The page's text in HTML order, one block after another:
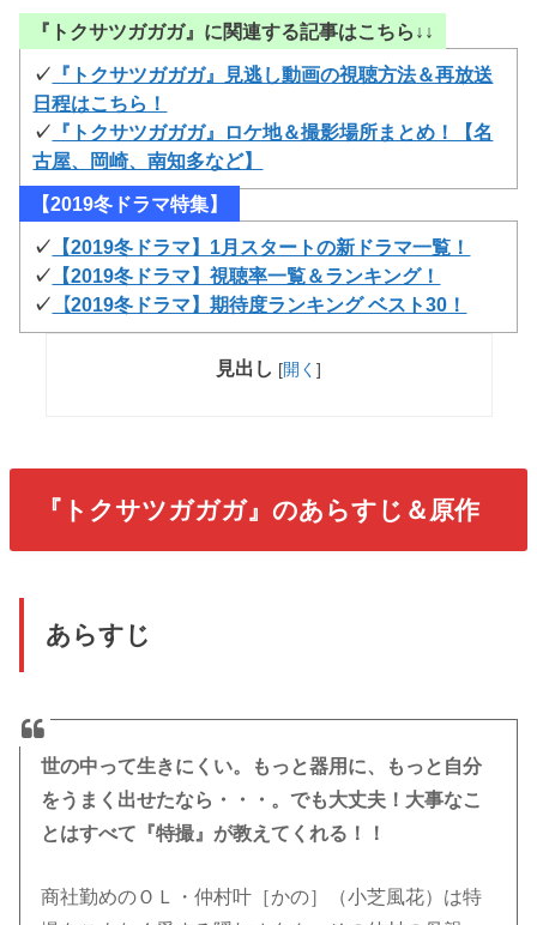
『トクサツガガガ』に関連する記事はこちら↓↓
✓ 『トクサツガガガ』見逃し動画の視聴方法＆再放送
日程はこちら！
✓ 『トクサツガガガ』ロケ地＆撮影場所まとめ！【名
古屋、岡崎、南知多など】
【2019冬ドラマ特集】
✓ 【2019冬ドラマ】1月スタートの新ドラマ一覧！
✓ 【2019冬ドラマ】視聴率一覧＆ランキング！
✓ 【2019冬ドラマ】期待度ランキング ベスト30！
見出し [開く ]
『トクサツガガガ』のあらすじ＆原作
あらすじ
世の中って生きにくい。もっと器用に、もっと自分
をうまく出せたなら・・・。でも大丈夫！大事なこ
とはすべて『特撮』が教えてくれる！！
商社勤めのＯＬ・仲村叶［かの］（小芝風花）は特